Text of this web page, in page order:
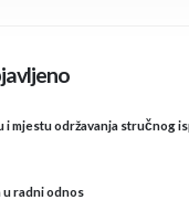
i mjestu održavanja stručnog
u radni odnos